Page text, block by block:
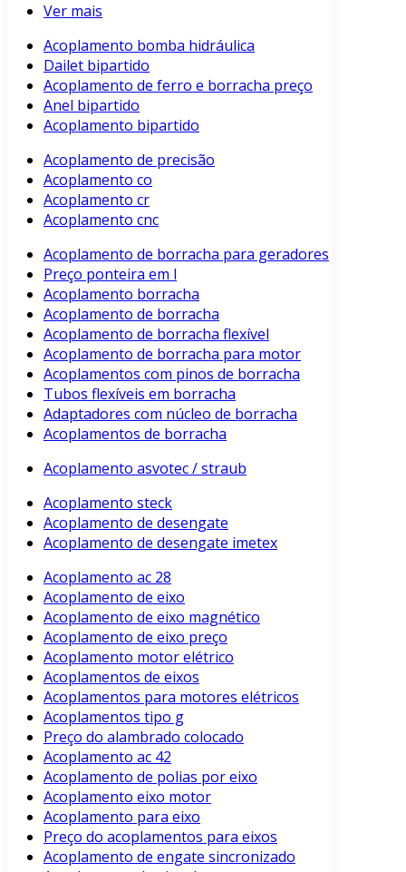
Ver mais
Acoplamento bomba hidráulica
Dailet bipartido
Acoplamento de ferro e borracha preço
Anel bipartido
Acoplamento bipartido
Acoplamento de precisão
Acoplamento co
Acoplamento cr
Acoplamento cnc
Acoplamento de borracha para geradores
Preço ponteira em l
Acoplamento borracha
Acoplamento de borracha
Acoplamento de borracha flexível
Acoplamento de borracha para motor
Acoplamentos com pinos de borracha
Tubos flexíveis em borracha
Adaptadores com núcleo de borracha
Acoplamentos de borracha
Acoplamento asvotec / straub
Acoplamento steck
Acoplamento de desengate
Acoplamento de desengate imetex
Acoplamento ac 28
Acoplamento de eixo
Acoplamento de eixo magnético
Acoplamento de eixo preço
Acoplamento motor elétrico
Acoplamentos de eixos
Acoplamentos para motores elétricos
Acoplamentos tipo g
Preço do alambrado colocado
Acoplamento ac 42
Acoplamento de polias por eixo
Acoplamento eixo motor
Acoplamento para eixo
Preço do acoplamentos para eixos
Acoplamento de engate sincronizado